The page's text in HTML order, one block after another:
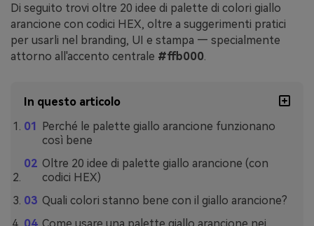
Di seguito trovi oltre 20 idee di palette di colori giallo
arancione con codici HEX, oltre a suggerimenti pratici
per usarli nel branding, UI e stampa — specialmente
attorno all'accento centrale #ffb000
In questo articolo
Perché le palette giallo arancione funzionano
così bene
Oltre 20 idee di palette giallo arancione (con
codici HEX)
Quali colori stanno bene con il giallo arancione?
Come usare una palette giallo arancione nei